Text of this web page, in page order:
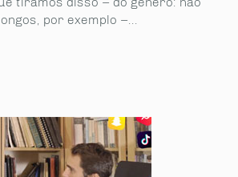
por exemplo –...